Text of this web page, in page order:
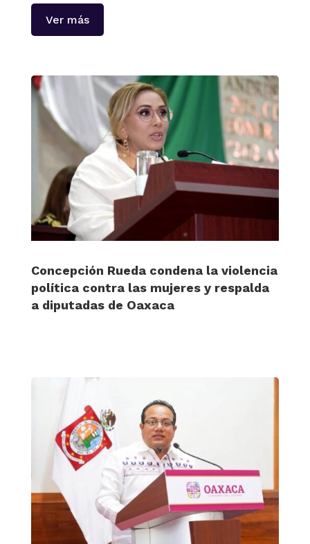
Ver más
Concepción Rueda condena la violencia
política contra las mujeres y respalda
a diputadas de Oaxaca